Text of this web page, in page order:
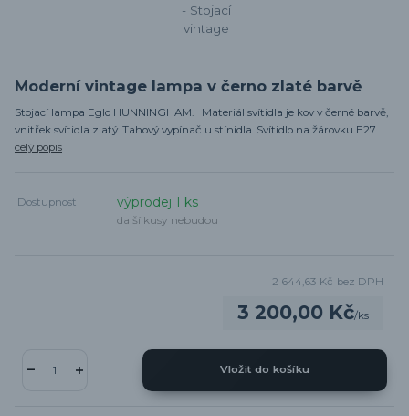
Moderní vintage lampa v černo zlaté barvě
Stojací lampa Eglo HUNNINGHAM. Materiál svítidla je kov v černé barvě,
vnitřek svítidla zlatý. Tahový vypínač u stínidla. Svítidlo na žárovku E27.
celý popis
Dostupnost výprodej 1 ks
další kusy nebudou
3 200,00 Kč/ks
2 644,63 Kč bez DPH
Vložit do košíku